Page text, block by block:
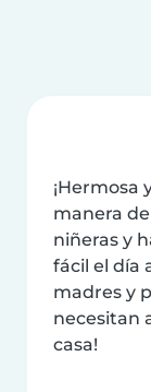
¡Hermosa
manera
niñeras y
fácil el día
madres y
necesitan
casa!